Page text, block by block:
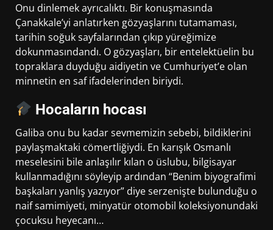
Onu dinlemek ayrıcalıktı. Bir konuşmasında
Çanakkale’yi anlatırken gözyaşlarını tutamaması,
tarihin soğuk sayfalarından çıkıp yüreğimize
dokunmasındandı. O gözyaşları, bir entelektüelin bu
topraklara duyduğu aidiyetin ve Cumhuriyet’e olan
minnetin en saf ifadelerinden biriydi.
Hocaların hocası
Galiba onu bu kadar sevmemizin sebebi, bildiklerini
paylaşmaktaki cömertliğiydi. En karışık Osmanlı
meselesini bile anlaşılır kılan o üslubu, bilgisayar
kullanmadığını söyleyip ardından “Benim biyografimi
başkaları yanlış yazıyor” diye serzenişte bulunduğu o
naif samimiyeti, minyatür otomobil koleksiyonundaki
çocuksu heyecanı…